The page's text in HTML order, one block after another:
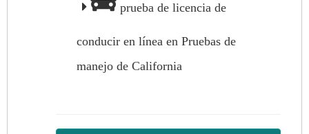
prueba de licencia de
conducir en línea en Pruebas de
manejo de California